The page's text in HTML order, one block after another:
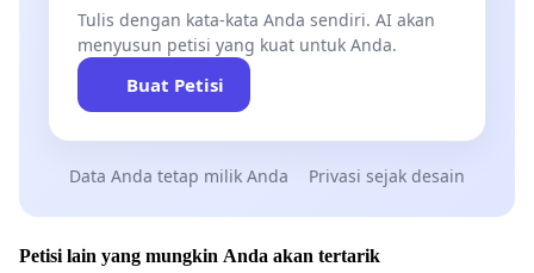
Tulis dengan kata-kata Anda sendiri. AI akan
menyusun petisi yang kuat untuk Anda.
Buat Petisi
Data Anda tetap milik Anda Privasi sejak desain
Petisi lain yang mungkin Anda akan tertarik